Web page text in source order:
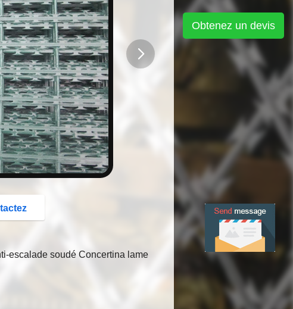
escalade soudé Concertina lame
Obtenez un devis